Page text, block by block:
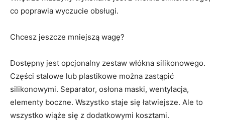
co poprawia wyczucie obsługi.
Chcesz jeszcze mniejszą wagę?
Dostępny jest opcjonalny zestaw włókna silikonowego.
Części stalowe lub plastikowe można zastąpić
silikonowymi. Separator, osłona maski, wentylacja,
elementy boczne. Wszystko staje się łatwiejsze. Ale to
wszystko wiąże się z dodatkowymi kosztami.